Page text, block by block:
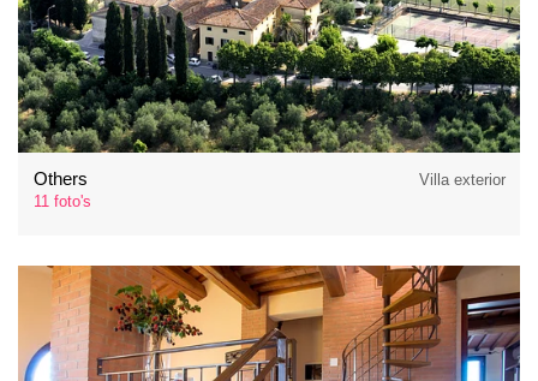
Others
11 foto's
Villa exterior